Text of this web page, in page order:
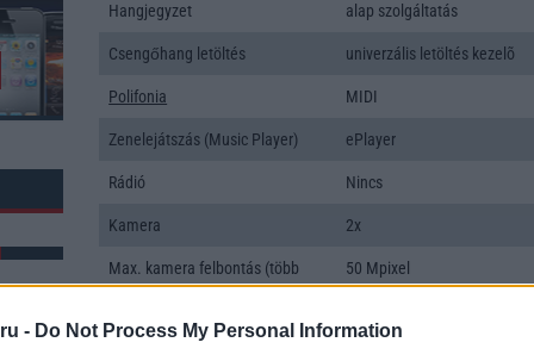
- Do Not Process My Personal Information
Hangjegyzet alap szolgáltatás
Csengőhang letöltés univerzális letöltés kezelõ
Polifonia MIDI
Zenelejátszás (Music Player) ePlayer
Rádió Nincs
Kamera 2x
Max. kamera felbontás (több
kamera esetén)
50 Mpixel
Video lejátszás 1080p HD lejátszó